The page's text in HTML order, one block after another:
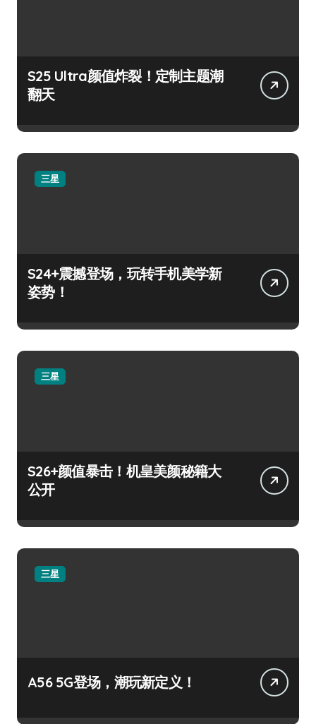
S25 Ultra颜值炸裂！定制主题潮
翻天
三星
S24+震撼登场，玩转手机美学新
姿势！
三星
S26+颜值暴击！机皇美颜秘籍大
公开
三星
A56 5G登场，潮玩新定义！